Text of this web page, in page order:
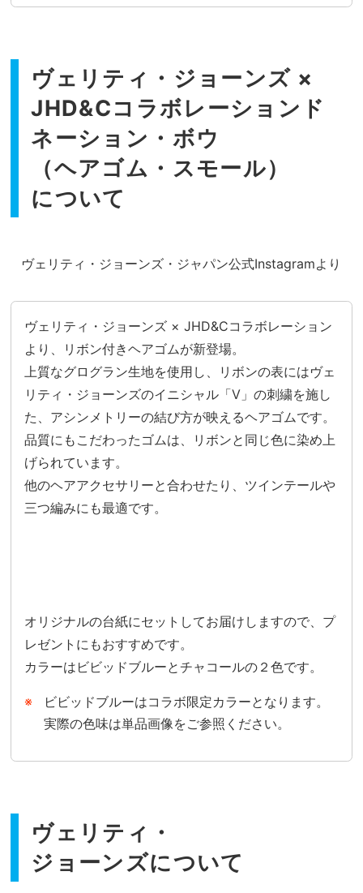
ヴェリティ・ジョーンズ ×
JHD&Cコラボレーション ド
ネーション・ボウ
（ヘアゴム・スモール）
について
ヴェリティ・ジョーンズ・ジャパン公式Instagramより
ヴェリティ・ジョーンズ × JHD&Cコラボレーション
より、リボン付きヘアゴムが新登場。
上質なグログラン生地を使用し、リボンの表にはヴェ
リティ・ジョーンズのイニシャル「V」の刺繍を施し
た、アシンメトリーの結び方が映えるヘアゴムです。
品質にもこだわったゴムは、リボンと同じ色に染め上
げられています。
他のヘアアクセサリーと合わせたり、ツインテールや
三つ編みにも最適です。
オリジナルの台紙にセットしてお届けしますので、プ
レゼントにもおすすめです。
カラーはビビッドブルーとチャコールの２色です。
ビビッドブルーはコラボ限定カラーとなります。
実際の色味は単品画像をご参照ください。
ヴェリティ・
ジョーンズについて